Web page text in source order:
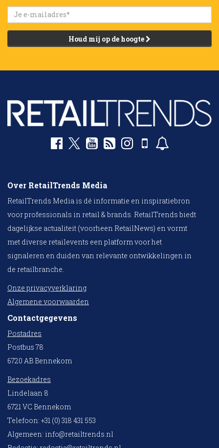
Houd mij op de hoogte
Over RetailTrends Media
RetailTrends Media is dé informatie en inspiratiebron
voor professionals in retail & brands. RetailTrends biedt
dagelijkse actualiteit (voorheen RetailNews) en vormt
met diverse retailevents een platform voor het
signaleren en duiden van relevante ontwikkelingen in
de retailbranche.
Onze privacyverklaring
Algemene voorwaarden
Contactgegevens
Postadres
Postbus 78
6720 AB Bennekom
Bezoekadres
Lindelaan 8
6721 VC Bennekom
Telefoon: +31 (0) 318 431 553
Algemeen: info@retailtrends.nl